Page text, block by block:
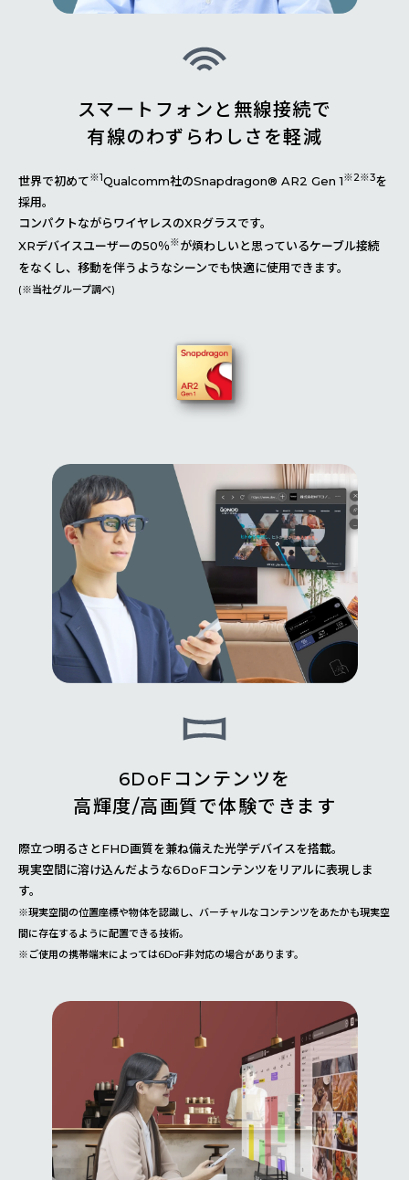
スマートフォンと無線接続で
有線のわずらわしさを軽減
世界で初めて※1Qualcomm社のSnapdragon® AR2 Gen 1※2※3を
採用。
コンパクトながらワイヤレスのXRグラスです。
XRデバイスユーザーの50％※が煩わしいと思っているケーブル接続
をなくし、移動を伴うようなシーンでも快適に使用できます。
(※当社グループ調べ)
6DoFコンテンツを
高輝度/高画質で体験できます
際立つ明るさとFHD画質を兼ね備えた光学デバイスを搭載。
現実空間に溶け込んだような6DoFコンテンツをリアルに表現しま
す。
※現実空間の位置座標や物体を認識し、バーチャルなコンテンツをあたかも現実空
間に存在するように配置できる技術。
※ご使用の携帯端末によっては6DoF非対応の場合があります。